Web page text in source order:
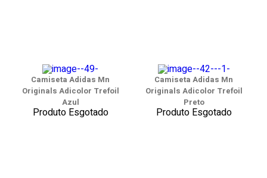
Camiseta Adidas Mn
Originals Adicolor Trefoil
Azul
Produto Esgotado
Camiseta Adidas Mn
Originals Adicolor Trefoil
Preto
Produto Esgotado